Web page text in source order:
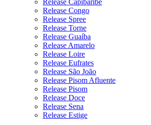
Release Capibaribe
Release Congo
Release Spree
Release Torne
Release Guaíba
Release Amarelo
Release Loire
Release Eufrates
Release São João
Release Pisom Afluente
Release Pisom
Release Doce
Release Sena
Release Estige